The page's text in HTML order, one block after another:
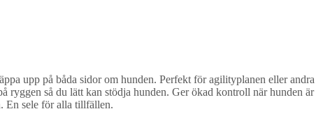
upp på båda sidor om hunden. Perfekt för agilityplanen eller andra
ryggen så du lätt kan stödja hunden. Ger ökad kontroll när hunden är
En sele för alla tillfällen.